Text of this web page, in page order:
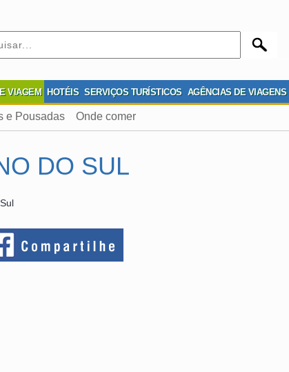
VIAGEM HOTÉIS SERVIÇOS TURÍSTICOS AGÊNCIAS DE VIAGENS
e Pousadas Onde comer
DO SUL